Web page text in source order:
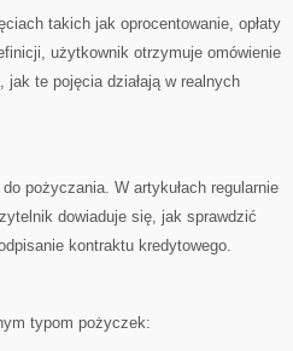
takich jak oprocentowanie, opłaty
użytkownik otrzymuje omówienie
te pojęcia działają w realnych
pożyczania. W artykułach regularnie
dowiaduje się, jak sprawdzić
kontraktu kredytowego.
typom pożyczek: